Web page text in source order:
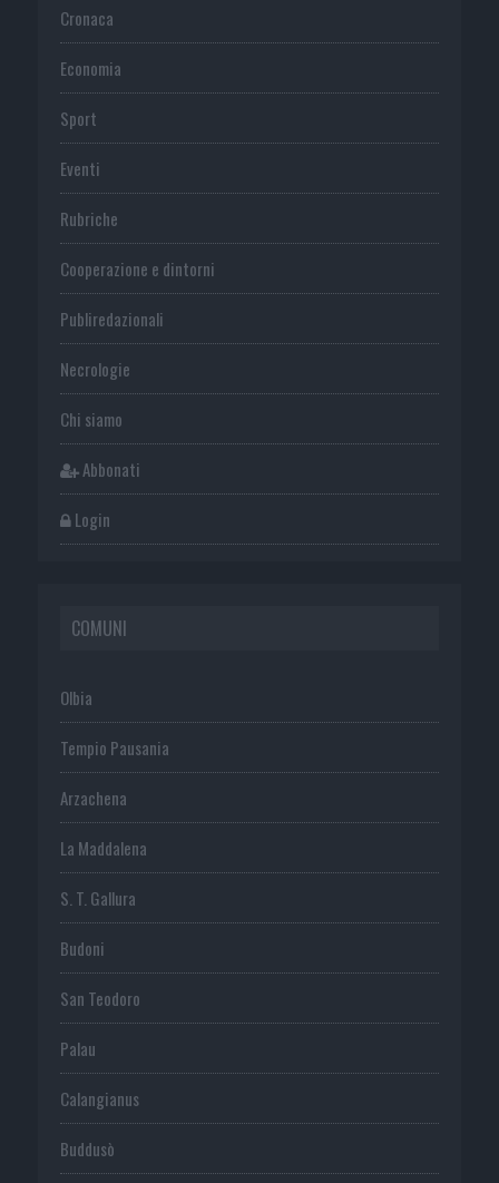
Cronaca
Economia
Sport
Eventi
Rubriche
Cooperazione e dintorni
Publiredazionali
Necrologie
Chi siamo
Abbonati
Login
COMUNI
Olbia
Tempio Pausania
Arzachena
La Maddalena
S. T. Gallura
Budoni
San Teodoro
Palau
Calangianus
Buddusò